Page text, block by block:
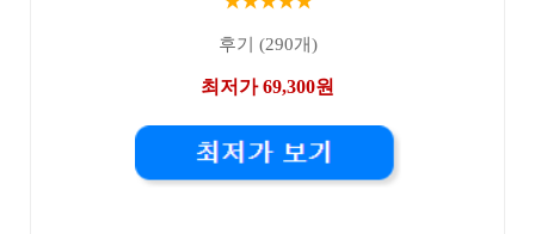
후기 (290개)
최저가 69,300원